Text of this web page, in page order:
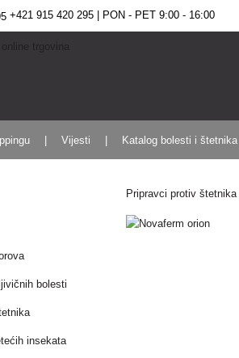
+421 915 420 295 | PON - PET 9:00 - 16:00
Vijesti Katalog bolesti i štetnika
bolesti
insekata
Pripravci protiv štetnika